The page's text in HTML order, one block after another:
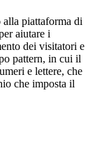
alla piattaforma di
aiutare i
dei visitatori e
pattern, in cui il
e lettere, che
che imposta il